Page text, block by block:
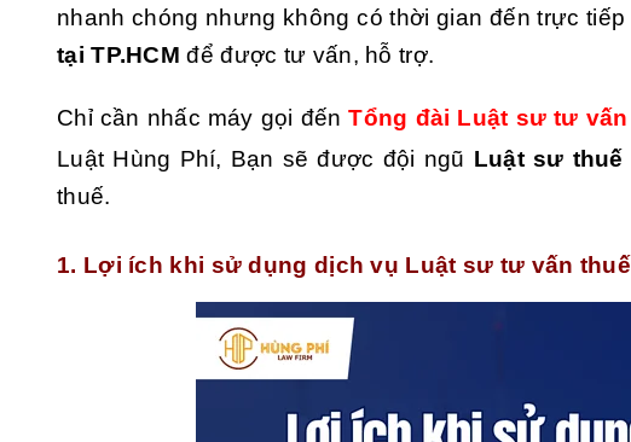
nhanh chóng nhưng không có thời gian đến trực tiếp
tại TP.HCM để được tư vấn, hỗ trợ.
Chỉ cần nhấc máy gọi đếnTổng đài Luật sư tư vấn
Luật Hùng Phí, Bạn sẽ được đội ngũ Luật sư thuế
thuế.
1. Lợi ích khi sử dụng dịch vụ Luật sư tư vấn